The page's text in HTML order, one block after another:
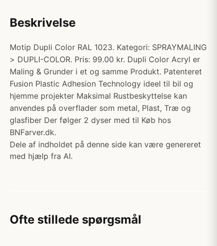
Beskrivelse
Motip Dupli Color RAL 1023. Kategori: SPRAYMALING
> DUPLI-COLOR. Pris: 99.00 kr. Dupli Color Acryl er
Maling & Grunder i et og samme Produkt. Patenteret
Fusion Plastic Adhesion Technology ideel til bil og
hjemme projekter Maksimal Rustbeskyttelse kan
anvendes på overflader som metal, Plast, Træ og
glasfiber Der følger 2 dyser med til Køb hos
BNFarver.dk.
Dele af indholdet på denne side kan være genereret
med hjælp fra AI.
Ofte stillede spørgsmål